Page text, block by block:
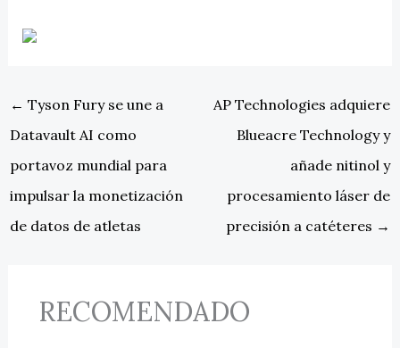
← Tyson Fury se une a
Datavault AI como
portavoz mundial para
impulsar la monetización
de datos de atletas
AP Technologies adquiere
Blueacre Technology y
añade nitinol y
procesamiento láser de
precisión a catéteres →
RECOMENDADO